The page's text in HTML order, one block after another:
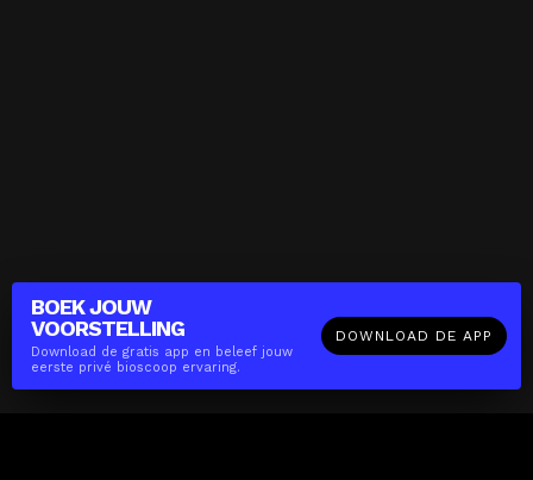
BOEK JOUW
VOORSTELLING
Download de gratis app en beleef jouw
eerste privé bioscoop ervaring.
DOWNLOAD DE APP